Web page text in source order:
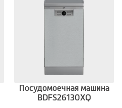
Посудомоечная машина
BDFS26130XQ